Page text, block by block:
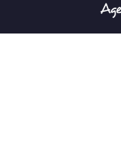
Électroménager